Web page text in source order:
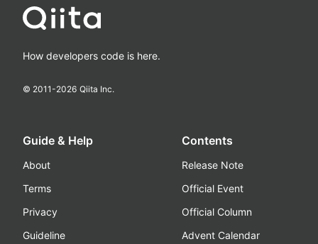
How developers code is here.
© 2011-2026 Qiita Inc.
Guide & Help
About
Terms
Privacy
Guideline
Contents
Release Note
Official Event
Official Column
Advent Calendar